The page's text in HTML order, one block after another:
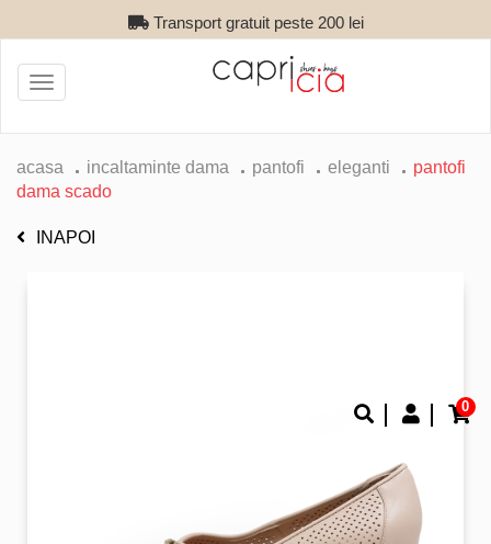
Retur gratuit
0
Toggle
navigation
acasa incaltaminte dama pantofi eleganti
pantofi
dama scado
INAPOI